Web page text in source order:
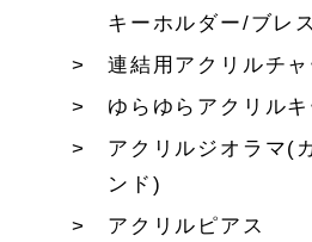
キーホルダー/ブレ
連結用アクリルチャ
ゆらゆらアクリル
アクリルジオラマ(
ンド)
アクリルピアス